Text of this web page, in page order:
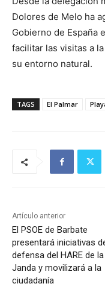
Dolores de Melo ha
Gobierno de España
facilitar las visitas a
su entorno natural.
TAGS El Palmar
Artículo anterior
El PSOE de Barbate
presentará iniciativas
defensa del HARE de la
Janda y movilizará a la
ciudadanía